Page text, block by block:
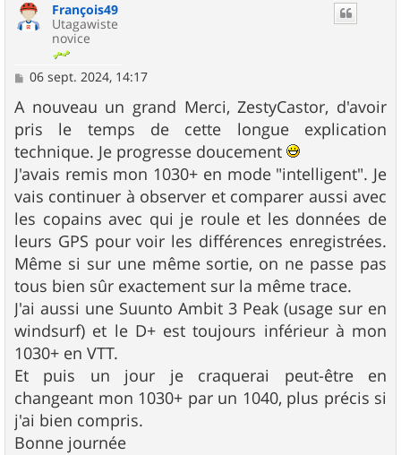
François49
Utagawiste
novice
M
s
a
g
e
06 sept. 2024, 14:17
A nouveau un grand Merci, ZestyCastor, d'avoir
pris le temps de cette longue explication
technique. Je progresse doucement
J'avais remis mon 1030+ en mode "intelligent". Je
vais continuer à observer et comparer aussi avec
les copains avec qui je roule et les données de
leurs GPS pour voir les différences enregistrées.
Même si sur une même sortie, on ne passe pas
tous bien sûr exactement sur la même trace.
J'ai aussi une Suunto Ambit 3 Peak (usage sur en
windsurf) et le D+ est toujours inférieur à mon
1030+ en VTT.
Et puis un jour je craquerai peut-être en
changeant mon 1030+ par un 1040, plus précis si
j'ai bien compris.
Bonne journée